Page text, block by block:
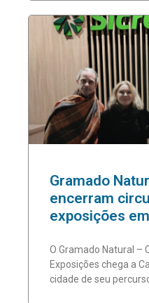
Gramado
encerram
exposições
O Gramado Natural –
Exposições chega a
cidade de seu